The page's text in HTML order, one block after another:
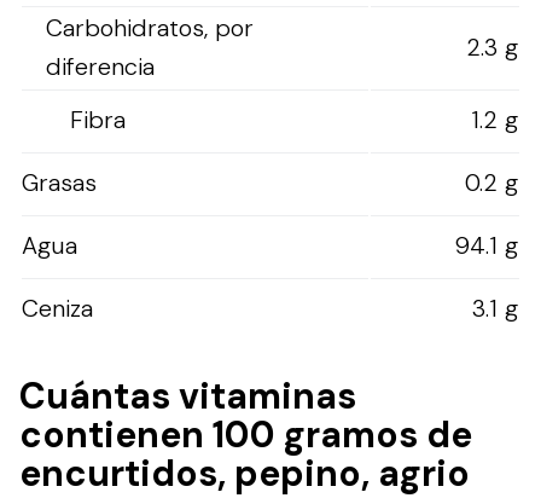
Carbohidratos, por
diferencia
2.3 g
Fibra
1.2 g
Grasas
0.2 g
Agua
94.1 g
Ceniza
3.1 g
Cuántas vitaminas
contienen 100 gramos de
encurtidos, pepino, agrio